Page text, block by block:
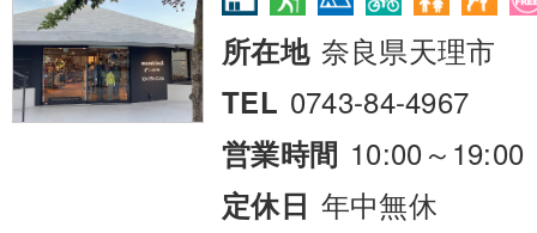
所在地 奈良県天理市
TEL 0743-84-4967
営業時間 10:00～19:00
定休日 年中無休